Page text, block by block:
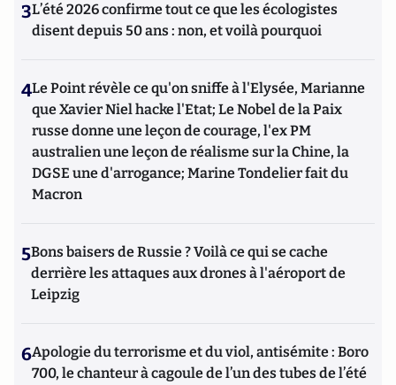
3L’été 2026 confirme tout ce que les écologistes
disent depuis 50 ans : non, et voilà pourquoi
4Le Point révèle ce qu'on sniffe à l'Elysée, Marianne
que Xavier Niel hacke l'Etat; Le Nobel de la Paix
russe donne une leçon de courage, l'ex PM
australien une leçon de réalisme sur la Chine, la
DGSE une d'arrogance; Marine Tondelier fait du
Macron
5Bons baisers de Russie ? Voilà ce qui se cache
derrière les attaques aux drones à l'aéroport de
Leipzig
6Apologie du terrorisme et du viol, antisémite : Boro
700, le chanteur à cagoule de l’un des tubes de l’été